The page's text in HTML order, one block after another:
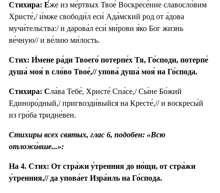
Стихира: Е́же из ме́ртвых Твое́ Воскресе́ние славосло́вим
Христе́,/ и́мже свободи́л еси́ Ада́мский род от а́дова
мучи́тельства:/ и дарова́л еси́ ми́рови я́ко Бог жизнь
ве́чную// и ве́лию ми́лость.
Стих: И́мене ра́ди Твоего́ потерпе́х Тя, Го́споди, потерпе́
душа́ моя́ в сло́во Твое́,// упова́ душа́ моя́ на Го́спода.
Стихира: Сла́ва Тебе́, Христе́ Спа́се,/ Сы́не Бо́жий
Единоро́дный,/ пригвозди́выйся на Кресте́,// и воскресы́й
из гро́ба тридне́вен.
Стихиры всех святых, глас 6, подобен: «Всю
отложи́вше...»:
На 4. Стих: От стра́жи у́тренния до но́щи, от стра́жи
у́тренния,// да упова́ет Изра́иль на Го́спода.